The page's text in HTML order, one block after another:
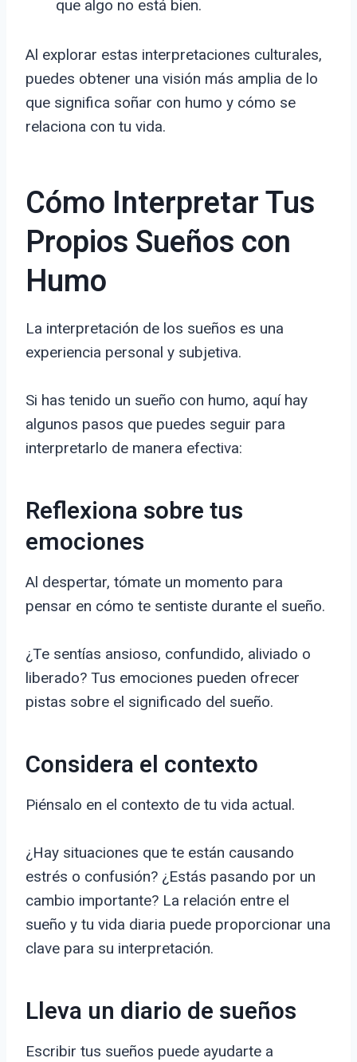
que algo no está bien.
Al explorar estas interpretaciones culturales,
puedes obtener una visión más amplia de lo
que significa soñar con humo y cómo se
relaciona con tu vida.
Cómo Interpretar Tus
Propios Sueños con
Humo
La interpretación de los sueños es una
experiencia personal y subjetiva.
Si has tenido un sueño con humo, aquí hay
algunos pasos que puedes seguir para
interpretarlo de manera efectiva:
Reflexiona sobre tus
emociones
Al despertar, tómate un momento para
pensar en cómo te sentiste durante el sueño.
¿Te sentías ansioso, confundido, aliviado o
liberado? Tus emociones pueden ofrecer
pistas sobre el significado del sueño.
Considera el contexto
Piénsalo en el contexto de tu vida actual.
¿Hay situaciones que te están causando
estrés o confusión? ¿Estás pasando por un
cambio importante? La relación entre el
sueño y tu vida diaria puede proporcionar una
clave para su interpretación.
Lleva un diario de sueños
Escribir tus sueños puede ayudarte a